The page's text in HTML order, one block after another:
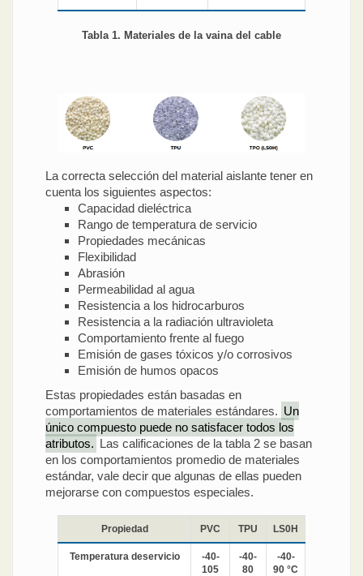
Tabla 1. Materiales de la vaina del cable
La correcta selección del material aislante tener en
cuenta los siguientes aspectos:
Capacidad dieléctrica
Rango de temperatura de servicio
Propiedades mecánicas
Flexibilidad
Abrasión
Permeabilidad al agua
Resistencia a los hidrocarburos
Resistencia a la radiación ultravioleta
Comportamiento frente al fuego
Emisión de gases tóxicos y/o corrosivos
Emisión de humos opacos
Estas propiedades están basadas en
comportamientos de materiales estándares. Un
único compuesto puede no satisfacer todos los
atributos. Las calificaciones de la tabla 2 se basan
en los comportamientos promedio de materiales
estándar, vale decir que algunas de ellas pueden
mejorarse con compuestos especiales.
Propiedad PVC TPU LS0H
Temperatura deservicio
-40-
105
-40-
80
-40-
90 °C